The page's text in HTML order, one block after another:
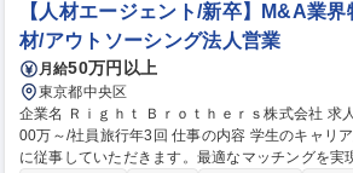
【人材エージェント/新卒】M&A業
材/アウトソーシング法人営業
月給50万円以上
東京都中央区
企業名 Ｒｉｇｈｔ Ｂｒｏｔｈｅｒｓ株式会社 求人名 【人材エージェント/新卒】M&A業界特化/未経験歓迎/年収6
00万～/社員旅行年3回 仕事の内容 学生のキャリア支援と企業の採用支援の両方を担うエージェントとして、業務
に従事していただきます。最適なマッチングを